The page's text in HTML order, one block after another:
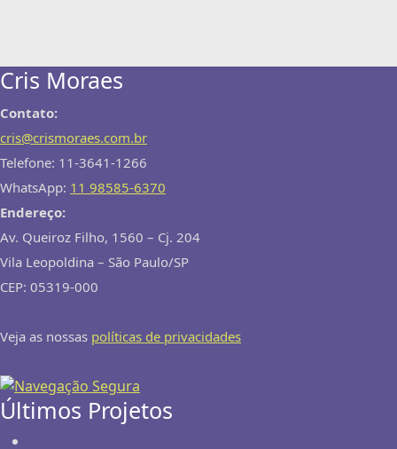
Cris Moraes
Contato:
cris@crismoraes.com.br
Telefone: 11-3641-1266
WhatsApp: 11 98585-6370
Endereço:
Av. Queiroz Filho, 1560 – Cj. 204
Vila Leopoldina – São Paulo/SP
CEP: 05319-000
Veja as nossas políticas de privacidades
Últimos Projetos